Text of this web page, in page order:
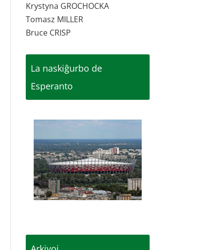
Krystyna GROCHOCKA
Tomasz MILLER
Bruce CRISP
La naskiĝurbo de
Esperanto